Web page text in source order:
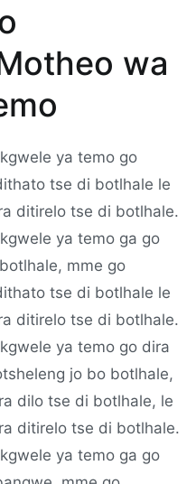
wa
ya temo go
tse di botlhale le
ditirelo tse di botlhale.
ya temo ga go
mme go
tse di botlhale le
ditirelo tse di botlhale.
ya temo go dira
jo bo botlhale,
dilo tse di botlhale, le
ditirelo tse di botlhale.
ya temo ga go